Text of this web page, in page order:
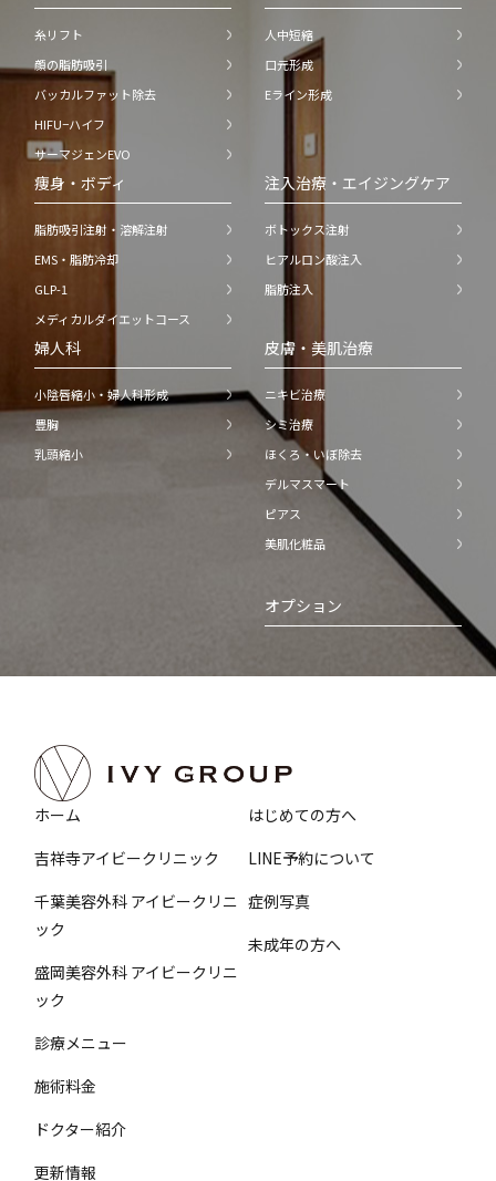
糸リフト
顔の脂肪吸引
バッカルファット除去
HIFU−ハイフ
サーマジェンEVO
人中短縮
口元形成
Eライン形成
痩身・ボディ
脂肪吸引注射・溶解注射
EMS・脂肪冷却
GLP-1
メディカルダイエットコース
注入治療・エイジングケア
ボトックス注射
ヒアルロン酸注入
脂肪注入
婦人科
小陰唇縮小・婦人科形成
豊胸
乳頭縮小
皮膚・美肌治療
ニキビ治療
シミ治療
ほくろ・いぼ除去
デルマスマート
ピアス
美肌化粧品
オプション
ホーム
吉祥寺アイビークリニック
千葉美容外科 アイビークリニ
ック
盛岡美容外科 アイビークリニ
ック
診療メニュー
施術料金
ドクター紹介
はじめての方へ
LINE予約について
症例写真
未成年の方へ
更新情報